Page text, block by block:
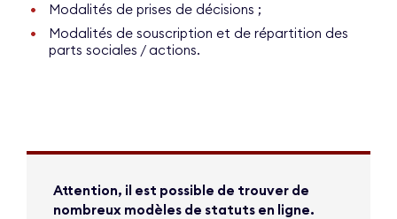
Modalités de prises de décisions ;
Modalités de souscription et de répartition des
parts sociales / actions.
Attention, il est possible de trouver de
nombreux modèles de statuts en ligne.